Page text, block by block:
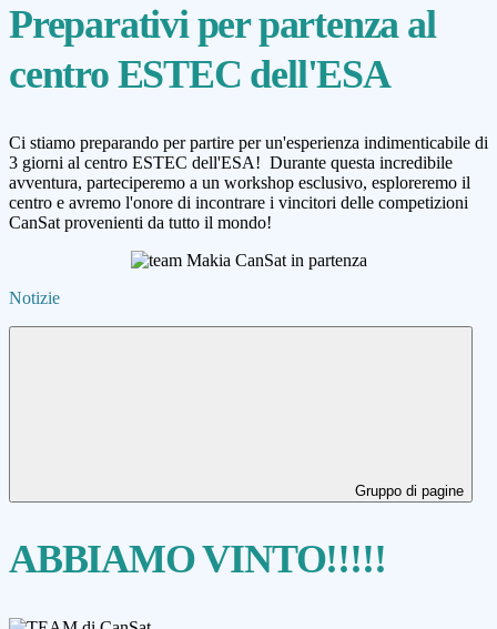
Preparativi per partenza al
centro ESTEC dell'ESA
Ci stiamo preparando per partire per un'esperienza indimenticabile di
3 giorni al centro ESTEC dell'ESA! Durante questa incredibile
avventura, parteciperemo a un workshop esclusivo, esploreremo il
centro e avremo l'onore di incontrare i vincitori delle competizioni
CanSat provenienti da tutto il mondo!
Notizie
Gruppo di pagine
ABBIAMO VINTO!!!!!